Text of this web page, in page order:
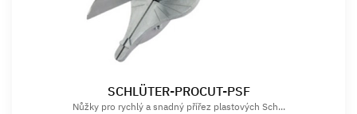
SCHLÜTER-PROCUT-PSF
Nůžky pro rychlý a snadný přířez plastových Sch...